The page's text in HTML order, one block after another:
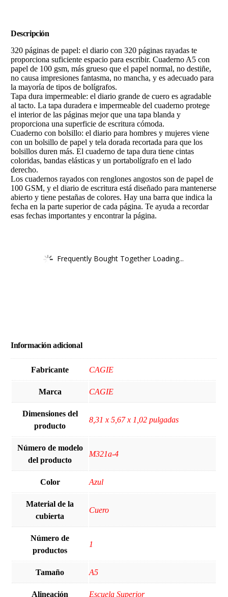
Descripción
320 páginas de papel: el diario con 320 páginas rayadas te
proporciona suficiente espacio para escribir. Cuaderno A5 con
papel de 100 gsm, más grueso que el papel normal, no destiñe,
no causa impresiones fantasma, no mancha, y es adecuado para
la mayoría de tipos de bolígrafos.
Tapa dura impermeable: el diario grande de cuero es agradable
al tacto. La tapa duradera e impermeable del cuaderno protege
el interior de las páginas mejor que una tapa blanda y
proporciona una superficie de escritura cómoda.
Cuaderno con bolsillo: el diario para hombres y mujeres viene
con un bolsillo de papel y tela dorada recortada para que los
bolsillos duren más. El cuaderno de tapa dura tiene cintas
coloridas, bandas elásticas y un portabolígrafo en el lado
derecho.
Los cuadernos rayados con renglones angostos son de papel de
100 GSM, y el diario de escritura está diseñado para mantenerse
abierto y tiene pestañas de colores. Hay una barra que indica la
fecha en la parte superior de cada página. Te ayuda a recordar
esas fechas importantes y encontrar la página.
Frequently Bought Together Loading...
Información adicional
Fabricante ‎CAGIE
Marca ‎CAGIE
Dimensiones del
producto
‎8,31 x 5,67 x 1,02 pulgadas
Número de modelo
del producto
‎M321a-4
Color ‎Azul
Material de la
cubierta
‎Cuero
Número de
productos
‎1
Tamaño ‎A5
Alineación ‎Escuela Superior